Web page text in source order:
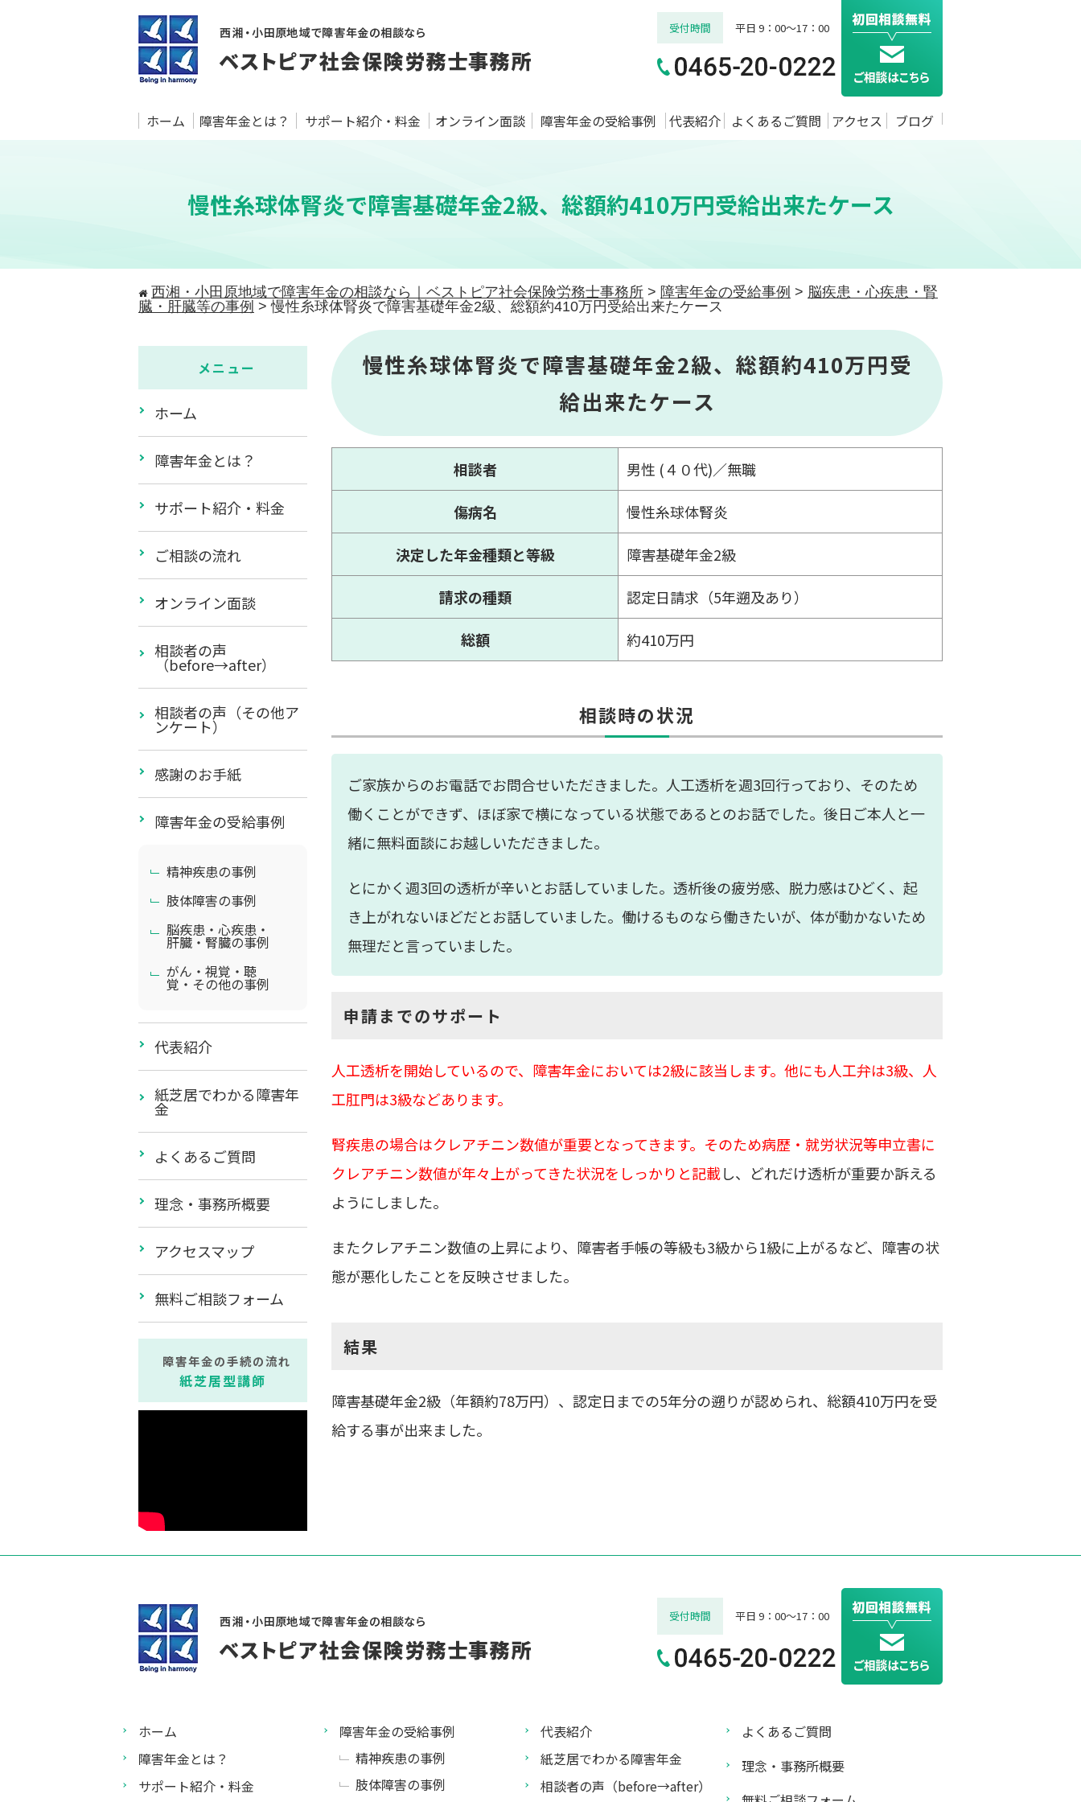
受付時間 平日 9：00～17：00
ホーム 障害年金とは？ サポート紹介・料金 オンライン面談 障害年金の受給事例 代表紹介 よくあるご質問 アクセス ブログ
慢性糸球体腎炎で障害基礎年金2級、総額約410万円受給出来たケース
西湘・小田原地域で障害年金の相談なら｜ベストピア社会保険労務士事務所 > 障害年金の受給事例 > 脳疾患・心疾患・腎
臓・肝臓等の事例 >慢性糸球体腎炎で障害基礎年金2級、総額約410万円受給出来たケース
慢性糸球体腎炎で障害基礎年金2級、総額約410万円受
給出来たケース
相談者 男性 (４０代)／無職
傷病名 慢性糸球体腎炎
決定した年金種類と等級 障害基礎年金2級
請求の種類 認定日請求（5年遡及あり）
総額 約410万円
相談時の状況
ご家族からのお電話でお問合せいただきました。人工透析を週3回行っており、そのため
働くことができず、ほぼ家で横になっている状態であるとのお話でした。後日ご本人と一
緒に無料面談にお越しいただきました。
とにかく週3回の透析が辛いとお話していました。透析後の疲労感、脱力感はひどく、起
き上がれないほどだとお話していました。働けるものなら働きたいが、体が動かないため
無理だと言っていました。
申請までのサポート
人工透析を開始しているので、障害年金においては2級に該当します。他にも人工弁は3級、人
工肛門は3級などあります。
腎疾患の場合はクレアチニン数値が重要となってきます。そのため病歴・就労状況等申立書に
クレアチニン数値が年々上がってきた状況をしっかりと記載し、どれだけ透析が重要か訴える
ようにしました。
またクレアチニン数値の上昇により、障害者手帳の等級も3級から1級に上がるなど、障害の状
態が悪化したことを反映させました。
結果
障害基礎年金2級（年額約78万円）、認定日までの5年分の遡りが認められ、総額410万円を受
給する事が出来ました。
メニュー
ホーム
障害年金とは？
サポート紹介・料金
ご相談の流れ
オンライン面談
相談者の声
（before→after）
相談者の声（その他ア
ンケート）
感謝のお手紙
障害年金の受給事例
精神疾患の事例
肢体障害の事例
脳疾患・心疾患・
肝臓・腎臓の事例
がん・視覚・聴
覚・その他の事例
代表紹介
紙芝居でわかる障害年
金
よくあるご質問
理念・事務所概要
アクセスマップ
無料ご相談フォーム
障害年金の手続の流れ
紙芝居型講師
受付時間 平日 9：00～17：00
ホーム
障害年金とは？
サポート紹介・料金
障害年金の受給事例
精神疾患の事例
肢体障害の事例
代表紹介
紙芝居でわかる障害年金
相談者の声（before→after）
よくあるご質問
理念・事務所概要